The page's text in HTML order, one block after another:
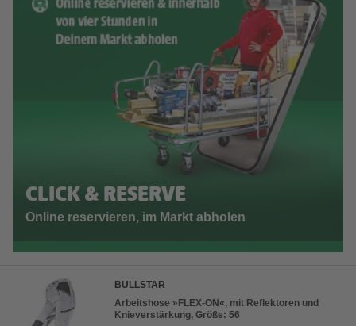
CLICK & RESERVE
Online reservieren, im Markt abholen
BULLSTAR
Arbeitshose »FLEX-ON«, mit Reflektoren und
Knieverstärkung, Größe: 56